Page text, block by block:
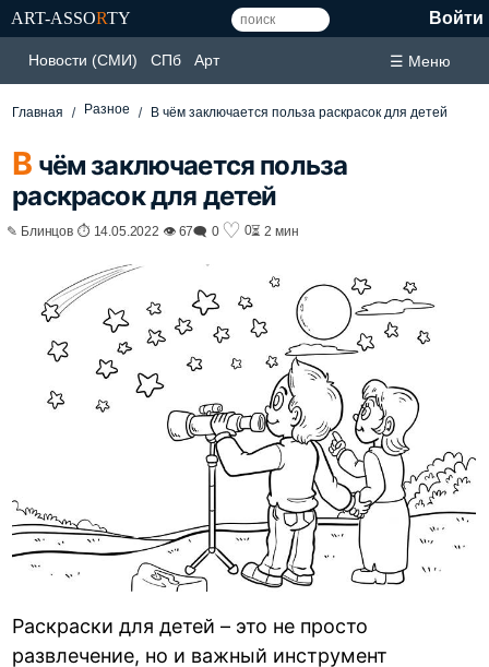
ART-ASSORTY Войти
Новости (СМИ) СПб Арт ☰ Меню
Главная Разное В чём заключается польза раскрасок для детей
В чём заключается польза
раскрасок для детей
✎ Блинцов ⏱ 14.05.2022 👁 67🗨 0 ♡ 0⏳ 2 мин
Раскраски для детей – это не просто
развлечение, но и важный инструмент